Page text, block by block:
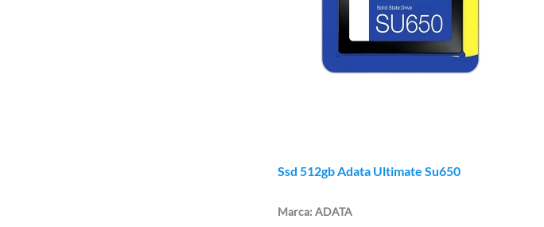
Ssd 512gb Adata Ultimate Su650
ADATA